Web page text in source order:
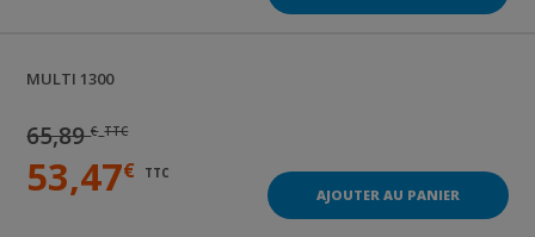
MULTI 1300
65,89€ TTC
53,47€ TTC
AJOUTER AU PANIER